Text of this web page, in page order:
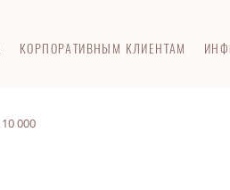
КОРПОРАТИВНЫМ КЛИЕНТАМ
000